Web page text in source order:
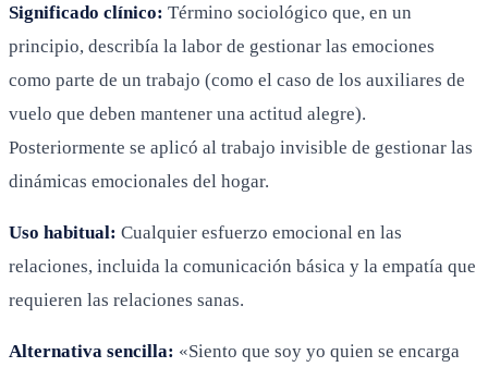
Significado clínico: Término sociológico que, en un
principio, describía la labor de gestionar las emociones
como parte de un trabajo (como el caso de los auxiliares de
vuelo que deben mantener una actitud alegre).
Posteriormente se aplicó al trabajo invisible de gestionar las
dinámicas emocionales del hogar.
Uso habitual: Cualquier esfuerzo emocional en las
relaciones, incluida la comunicación básica y la empatía que
requieren las relaciones sanas.
Alternativa sencilla: «Siento que soy yo quien se encarga